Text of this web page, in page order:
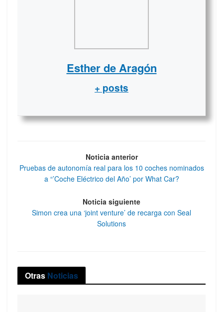
Esther de Aragón
+ posts
Noticia anterior
Pruebas de autonomía real para los 10 coches nominados
a “’Coche Eléctrico del Año’ por What Car?
Noticia siguiente
Simon crea una ‘joint venture’ de recarga con Seal
Solutions
Otras Noticias